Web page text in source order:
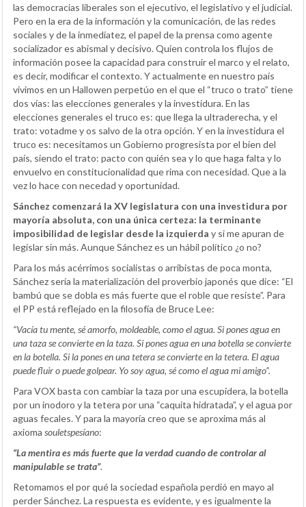
las democracias liberales son el ejecutivo, el legislativo y el judicial.
Pero en la era de la información y la comunicación, de las redes
sociales y de la inmediatez, el papel de la prensa como agente
socializador es abismal y decisivo. Quien controla los flujos de
información posee la capacidad para construir el marco y el relato,
es decir, modificar el contexto. Y actualmente en nuestro país
vivimos en un Hallowen perpetúo en el que el “truco o trato” tiene
dos vías: las elecciones generales y la investidura. En las
elecciones generales el truco es: que llega la ultraderecha, y el
trato: votadme y os salvo de la otra opción. Y en la investidura el
truco es: necesitamos un Gobierno progresista por el bien del
país, siendo el trato: pacto con quién sea y lo que haga falta y lo
envuelvo en constitucionalidad que rima con necesidad. Que a la
vez lo hace con necedad y oportunidad.
Sánchez comenzará la XV legislatura con una investidura por
mayoría absoluta, con una única certeza: la terminante
imposibilidad de legislar desde la izquierda y si me apuran de
legislar sin más. Aunque Sánchez es un hábil político ¿o no?
Para los más acérrimos socialistas o arribistas de poca monta,
Sánchez sería la materialización del proverbio japonés que dice: “El
bambú que se dobla es más fuerte que el roble que resiste”. Para
el PP está reflejado en la filosofía de Bruce Lee:
“Vacía tu mente, sé amorfo, moldeable, como el agua. Si pones agua en
una taza se convierte en la taza. Si pones agua en una botella se convierte
en la botella. Si la pones en una tetera se convierte en la tetera. El agua
puede fluir o puede golpear. Yo soy agua, sé como el agua mi amigo”.
Para VOX basta con cambiar la taza por una escupidera, la botella
por un inodoro y la tetera por una “caquita hidratada”, y el agua por
aguas fecales. Y para la mayoría creo que se aproxima más al
axioma souletspesíano:
“La mentira es más fuerte que la verdad cuando de controlar al
manipulable se trata”.
Retomamos el por qué la sociedad española perdió en mayo al
perder Sánchez. La respuesta es evidente, y es igualmente la